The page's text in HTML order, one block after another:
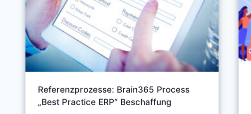
Referenzprozesse: Brain365 Process
„Best Practice ERP“ Beschaffung